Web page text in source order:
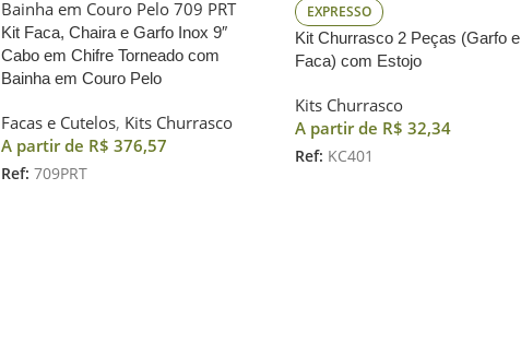
Kit Faca, Chaira e Garfo Inox 9″
Cabo em Chifre Torneado com
Bainha em Couro Pelo
Facas e Cutelos, Kits Churrasco
A partir de R$ 376,57
Ref: 709PRT
EXPRESSO
Kit Churrasco 2 Peças (Garfo e
Faca) com Estojo
Kits Churrasco
A partir de R$ 32,34
Ref: KC401